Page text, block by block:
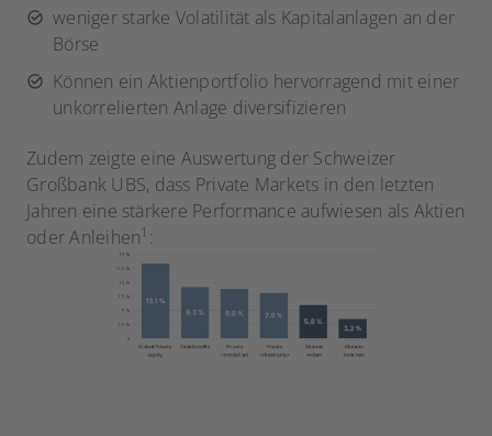
weniger starke Volatilität als Kapitalanlagen an der
Börse
Können ein Aktienportfolio hervorragend mit einer
unkorrelierten Anlage diversifizieren
Zudem zeigte eine Auswertung der Schweizer
Großbank UBS, dass Private Markets in den letzten
Jahren eine stärkere Performance aufwiesen als Aktien
oder Anleihen1 :